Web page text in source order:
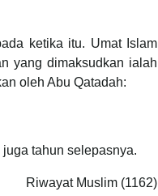
ketika itu. Umat Islam
yang dimaksudkan ialah
oleh Abu Qatadah:
tahun selepasnya.
Riwayat Muslim (1162)